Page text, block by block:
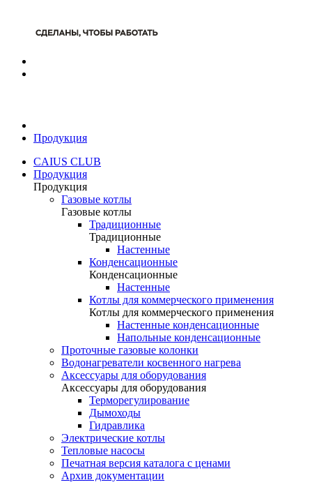
Продукция
CAIUS CLUB
Продукция
Продукция
Газовые котлы
Газовые котлы
Традиционные
Традиционные
Настенные
Конденсационные
Конденсационные
Настенные
Котлы для коммерческого применения
Котлы для коммерческого применения
Настенные конденсационные
Напольные конденсационные
Проточные газовые колонки
Водонагреватели косвенного нагрева
Аксессуары для оборудования
Аксессуары для оборудования
Терморегулирование
Дымоходы
Гидравлика
Электрические котлы
Тепловые насосы
Печатная версия каталога с ценами
Архив документации